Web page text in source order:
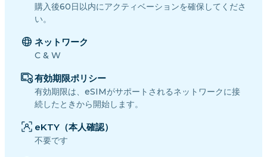
購入後60日以内にアクティベーションを確保してくださ
い。
ネットワーク
C & W
有効期限ポリシー
有効期限は、eSIMがサポートされるネットワークに接
続したときから開始します。
eKTY（本人確認）
不要です